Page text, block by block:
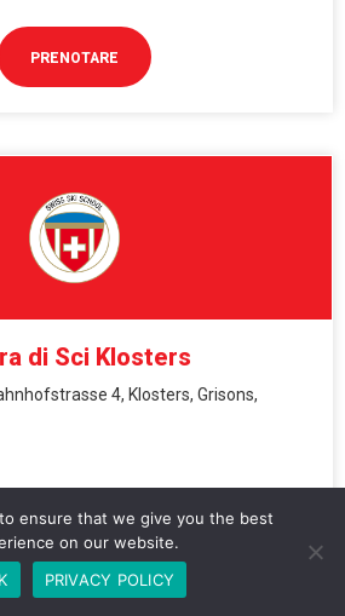
PRENOTARE
di Sci Klosters
4, Klosters, Grisons,
PRENOTARE
ensure that we give you the best
on our website.
PRIVACY POLICY